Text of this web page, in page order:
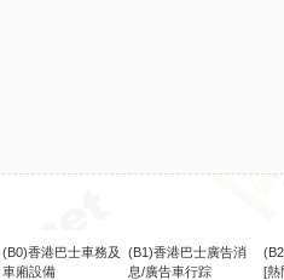
(B0)香港巴士車務及
車廂設備
(B1)香港巴士廣告消
息/廣告車行踪
[熱